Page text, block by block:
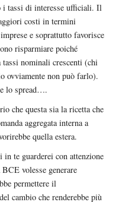
i tassi di interesse ufficiali. Il
costi in termini
e soprattutto favorisce
risparmiare poiché
tassi nominali crescenti (chi
ovviamente non può farlo).
lo spread….
che questa sia la ricetta che
aggregata interna a
quella estera.
in te guarderei con attenzione
volesse generare
permettere il
cambio che renderebbe più